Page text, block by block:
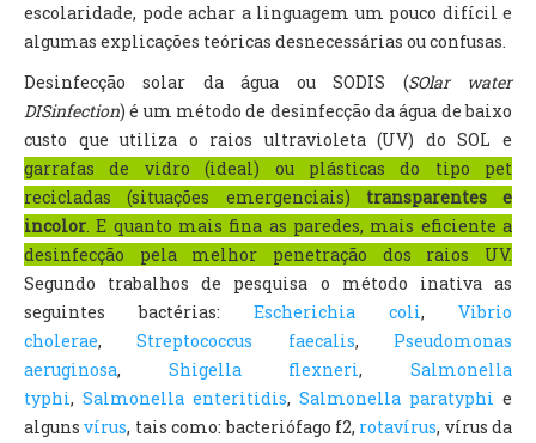
escolaridade, pode achar a linguagem um pouco difícil e
algumas expli­cações teóricas desnecessárias ou confusas.
Desinfecção solar da água ou SODIS (SOlar water
DISinfection) é um método de desinfecção da água de baixo
custo que utiliza o raios ultravioleta (UV) do SOL e
garrafas de vidro (ideal) ou plásticas do tipo pet
recicladas (situações emergenciais) transparentes e
incolor. E quanto mais fina as paredes, mais eficiente a
desinfecção pela melhor penetração dos raios UV.
Segundo trabalhos de pesquisa o método inativa as
seguintes bactérias: Escherichia coli, Vibrio
cholerae,Streptococcus faecalis, Pseudomonas
aeruginosa, Shigella flexneri,Salmonella
typhi, Salmonella enteritidis, Salmonella paratyphi e
algunsvírus, tais como: bacteriófago f2, rotavírus, vírus da